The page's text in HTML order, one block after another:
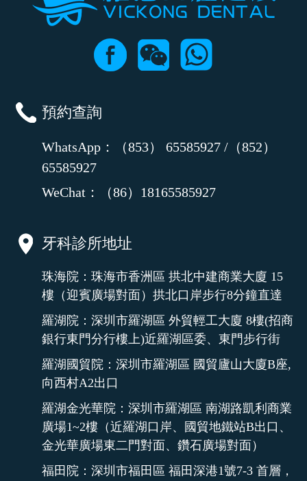
預約查詢
WhatsApp：（853） 65585927 /（852）
65585927
WeChat：（86）18165585927
牙科診所地址
珠海院：珠海市香洲區 拱北中建商業大廈 15
樓（迎賓廣場對面）拱北口岸步行8分鐘直達
羅湖院：深圳市羅湖區 外貿輕工大廈 8樓(招商
銀行東門分行樓上)近羅湖區委、東門步行街
羅湖國貿院：深圳市羅湖區 國貿廬山大廈B座,
向西村A2出口
羅湖金光華院：深圳市羅湖區 南湖路凱利商業
廣場1~2樓（近羅湖口岸、國貿地鐵站B出口、
金光華廣場東二門對面、鑽石廣場對面）
福田院：深圳市福田區 福田深港1號7-3 首層，